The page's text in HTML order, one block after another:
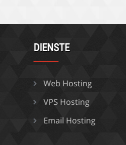
DIENSTE
Web Hosting
VPS Hosting
Email Hosting